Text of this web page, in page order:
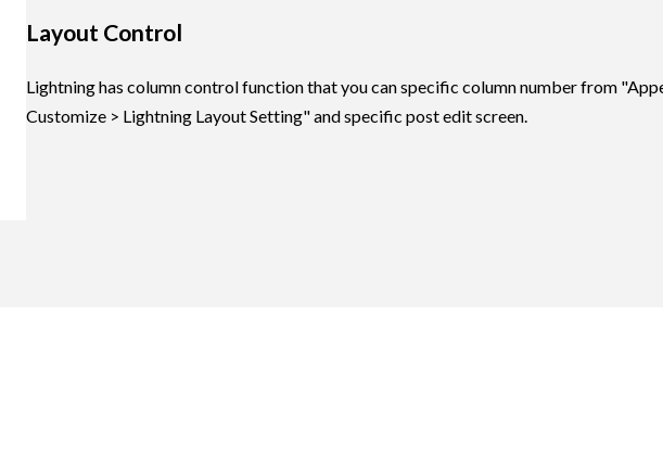
Layout Control
Lightning has column control function that you can specific column number from
Customize > Lightning Layout Setting" and specific post edit screen.